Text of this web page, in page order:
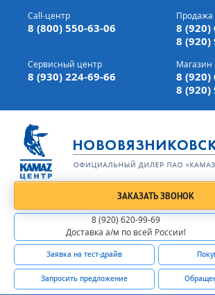
г. Вязники,ул. Механизаторов, д 90
Доставка а/м,по всей России
Call-центр
8 (800) 550-63-06
Продажа
8 (920)
8 (920)
Сервисный центр
8 (930) 224-69-66
Магазин
8 (920)
8 (920)
ЗАКАЗАТЬ ЗВОНОК
8 (920) 620-99-69
Доставка а/м по всей России!
Заявка на тест-драйв
Запросить предложение